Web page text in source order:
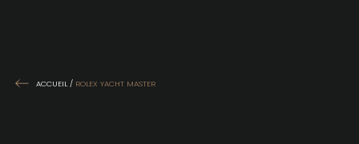
ACCUEIL / ROLEX YACHT MASTER